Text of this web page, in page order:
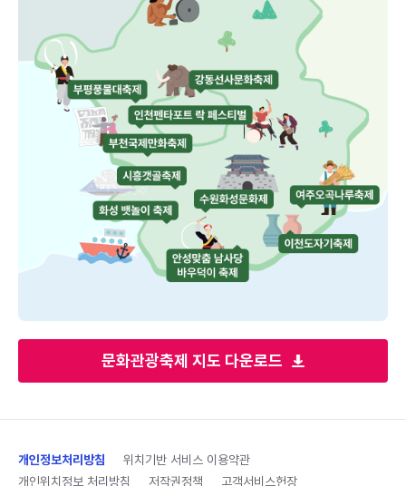
문화관광축제 지도 다운로드
개인정보처리방침
위치기반 서비스 이용약관
개인위치정보 처리방침
저작권정책 고객서비스헌장